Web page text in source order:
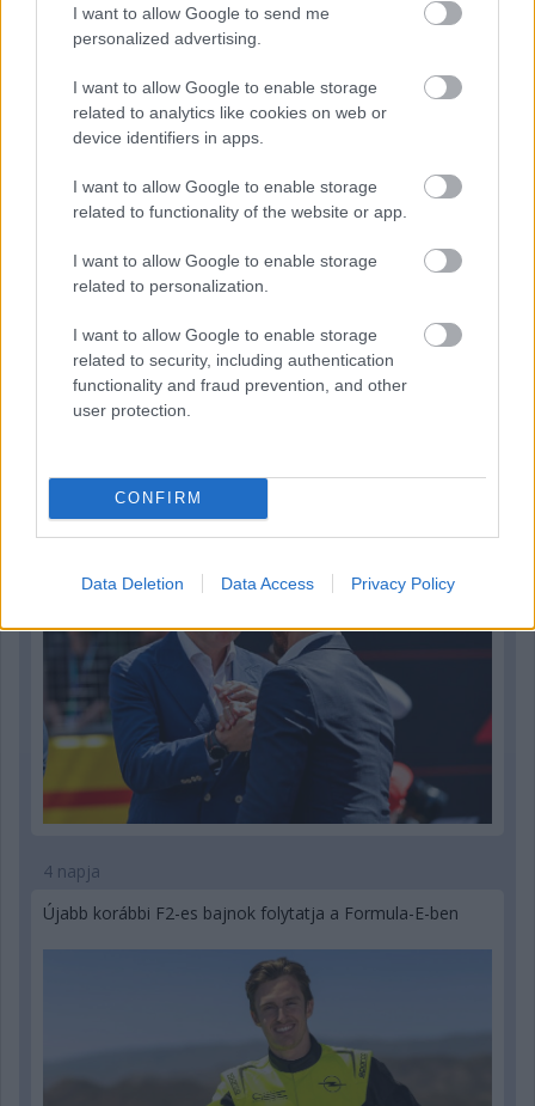
I want to allow Google to send me
personalized advertising.
I want to allow Google to enable storage
related to analytics like cookies on web or
device identifiers in apps.
I want to allow Google to enable storage
related to functionality of the website or app.
I want to allow Google to enable storage
related to personalization.
I want to allow Google to enable storage
related to security, including authentication
functionality and fraud prevention, and other
user protection.
CONFIRM
Data Deletion Data Access Privacy Policy
Megvan, mikor kezdődik az F1-es Bahreini Nagydíj
Malajziában
4 napja
szerint
4 napja
Újabb korábbi F2-es bajnok folytatja a Formula-E-ben